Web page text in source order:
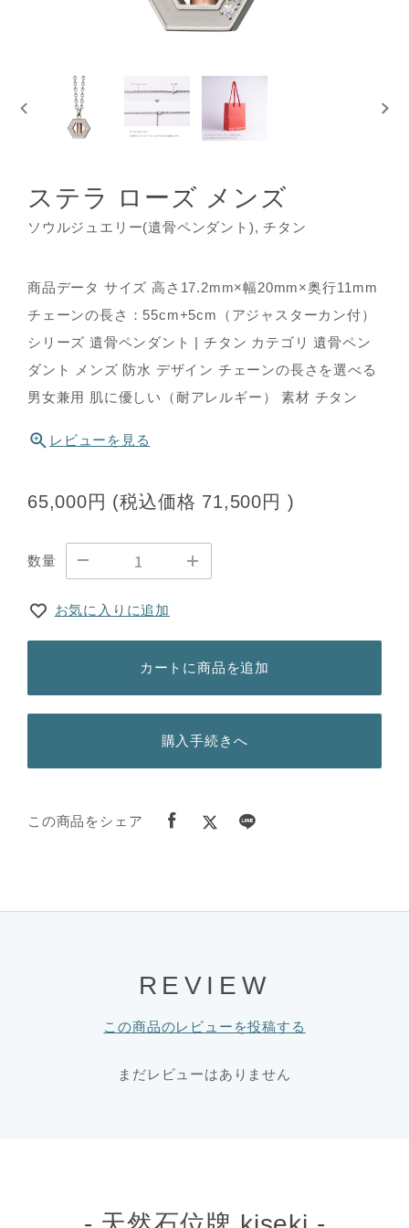
ステラ ローズ メンズ
ソウルジュエリー(遺骨ペンダント), チタン
商品データ サイズ 高さ17.2mm×幅20mm×奥行11mm
チェーンの長さ：55cm+5cm（アジャスターカン付）
シリーズ 遺骨ペンダント | チタン カテゴリ 遺骨ペン
ダント メンズ 防水 デザイン チェーンの長さを選べる
男女兼用 肌に優しい（耐アレルギー） 素材 チタン
レビューを見る
65,000円 (税込価格 71,500円 )
数量
お気に入りに追加
カートに商品を追加
購入手続きへ
この商品をシェア
REVIEW
この商品のレビューを投稿する
まだレビューはありません